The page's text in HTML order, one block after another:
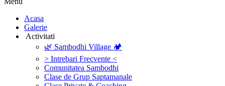
‎Acasa
Galerie
‎ ‎Activitati‎
🌿 Sambodhi Village 🏕️
> Intrebari Frecvente <
Comunitatea Sambodhi
Clase de Grup Saptamanale